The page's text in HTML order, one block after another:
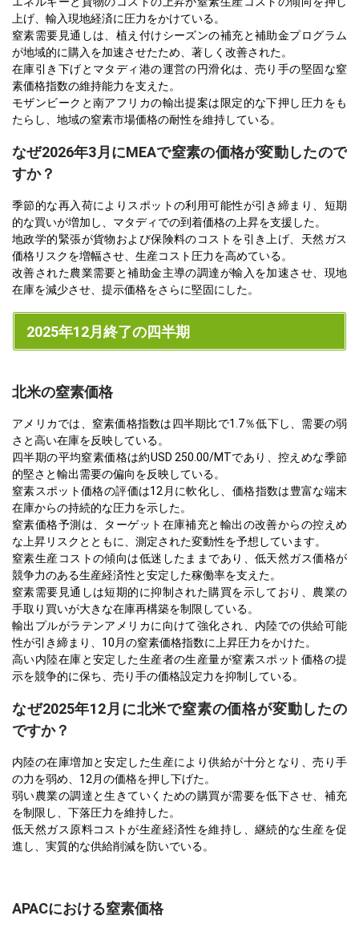
上げ、輸入現地経済に圧力をかけている。
窒素需要見通しは、植え付けシーズンの補充と補助金プログラム
が地域的に購入を加速させたため、著しく改善された。
在庫引き下げとマタディ港の運営の円滑化は、売り手の堅固な窒
素価格指数の維持能力を支えた。
モザンビークと南アフリカの輸出提案は限定的な下押し圧力をも
たらし、地域の窒素市場価格の耐性を維持している。
なぜ2026年3月にMEAで窒素の価格が変動したので
すか？
季節的な再入荷によりスポットの利用可能性が引き締まり、短期
的な買いが増加し、マタディでの到着価格の上昇を支援した。
地政学的緊張が貨物および保険料のコストを引き上げ、天然ガス
価格リスクを増幅させ、生産コスト圧力を高めている。
改善された農業需要と補助金主導の調達が輸入を加速させ、現地
在庫を減少させ、提示価格をさらに堅固にした。
2025年12月終了の四半期
北米の窒素価格
アメリカでは、窒素価格指数は四半期比で1.7％低下し、需要の弱
さと高い在庫を反映している。
四半期の平均窒素価格は約USD 250.00/MTであり、控えめな季節
的堅さと輸出需要の偏向を反映している。
窒素スポット価格の評価は12月に軟化し、価格指数は豊富な端末
在庫からの持続的な圧力を示した。
窒素価格予測は、ターゲット在庫補充と輸出の改善からの控えめ
な上昇リスクとともに、測定された変動性を予想しています。
窒素生産コストの傾向は低迷したままであり、低天然ガス価格が
競争力のある生産経済性と安定した稼働率を支えた。
窒素需要見通しは短期的に抑制された購買を示しており、農業の
手取り買いが大きな在庫再構築を制限している。
輸出プルがラテンアメリカに向けて強化され、内陸での供給可能
性が引き締まり、10月の窒素価格指数に上昇圧力をかけた。
高い内陸在庫と安定した生産者の生産量が窒素スポット価格の提
示を競争的に保ち、売り手の価格設定力を抑制している。
なぜ2025年12月に北米で窒素の価格が変動したの
ですか？
内陸の在庫増加と安定した生産により供給が十分となり、売り手
の力を弱め、12月の価格を押し下げた。
弱い農業の調達と生きていくための購買が需要を低下させ、補充
を制限し、下落圧力を維持した。
低天然ガス原料コストが生産経済性を維持し、継続的な生産を促
進し、実質的な供給削減を防いでいる。
APACにおける窒素価格